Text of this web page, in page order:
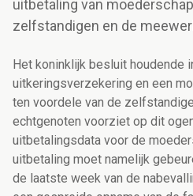
uitbetaling van
zelfstandigen en de
Het koninklijk besluit houdende
uitkeringsverzekering en een
ten voordele van de
echtgenoten voorziet op dit
uitbetalingsdata voor de
uitbetaling moet namelijk
de laatste week van de